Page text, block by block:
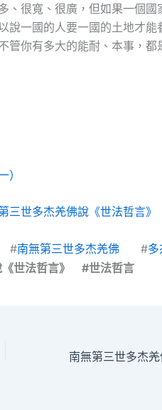
、很寬、很廣，但如果一個國
說一國的人要一國的土地才能
你有多大的能耐、本事，都
）
世多杰羌佛說《世法哲言》
#南無第三世多杰羌佛 #
世法哲言》 #世法哲言